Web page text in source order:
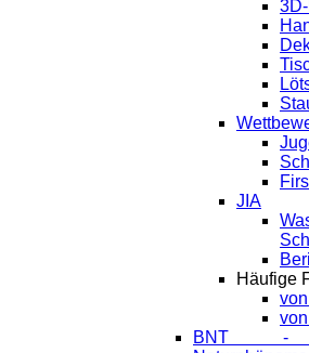
JIA
Häufige
BNT -